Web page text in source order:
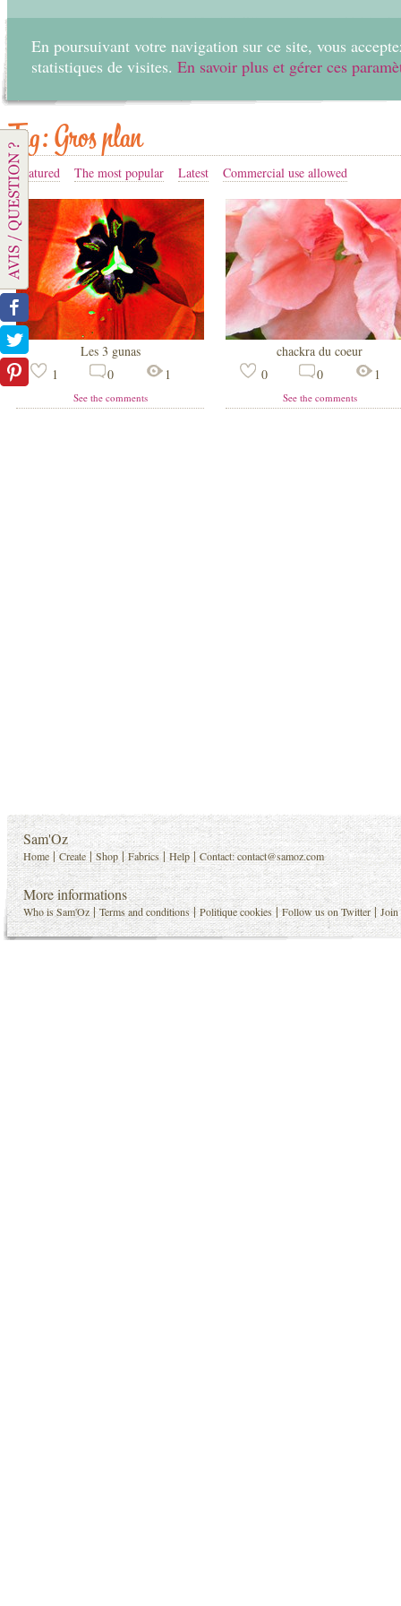
En poursuivant votre navigation sur ce site, vous
statistiques de visites. En savoir plus et gérer ces
Tag: Gros plan
Featured The most popular Latest Commercial use allowed
Les 3 gunas
1
0 1
See the comments
chackra du coeur
0
0 1
See the comments
Sam'Oz
Home |Create |Shop |Fabrics |Help |Contact:contact@samoz.com
More informations
Who is Sam'Oz |Terms and conditions |Politique cookies |Follow us on Twitter |Join